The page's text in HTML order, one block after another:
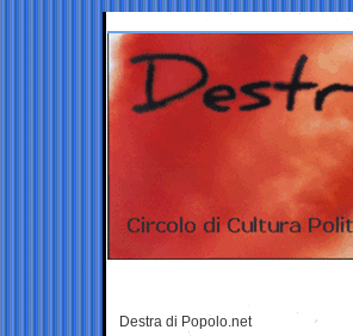
Destra di Popolo.net